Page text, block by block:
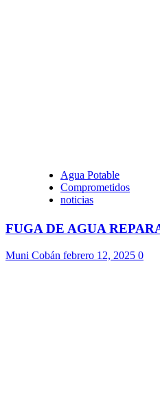
Agua Potable
Comprometidos
noticias
FUGA DE AGUA
Muni Cobán febrero 12, 2025 0